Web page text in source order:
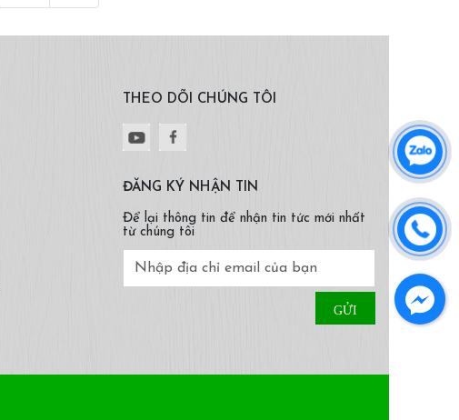
THEO DÕI CHÚNG TÔI
ĐĂNG KÝ NHẬN TIN
Để lại thông tin để nhận tin tức mới nhất
từ chúng tôi